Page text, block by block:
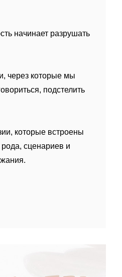
начинает разрушать
через которые мы
подстелить
которые встроены
рода, сценариев и